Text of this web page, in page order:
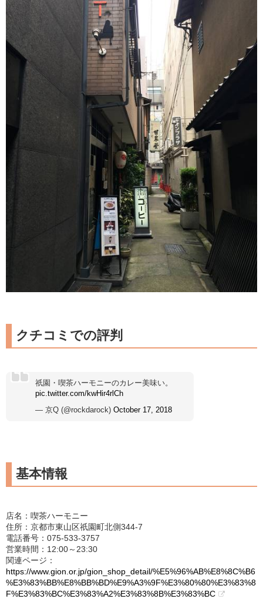
クチコミでの評判
祇園・喫茶ハーモニーのカレー美味い。
pic.twitter.com/kwHir4rlCh
— 京Q (@rockdarock) October 17, 2018
基本情報
店名：喫茶ハーモニー
住所：京都市東山区祇園町北側344-7
電話番号：075-533-3757
営業時間：12:00～23:30
関連ページ：
https://www.gion.or.jp/gion_shop_detail/%E5%96%AB%E8%8C%B6
%E3%83%BB%E8%BB%BD%E9%A3%9F%E3%80%80%E3%83%8
F%E3%83%BC%E3%83%A2%E3%83%8B%E3%83%BC